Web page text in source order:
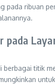
pada ribuan
pada
berbagai titik